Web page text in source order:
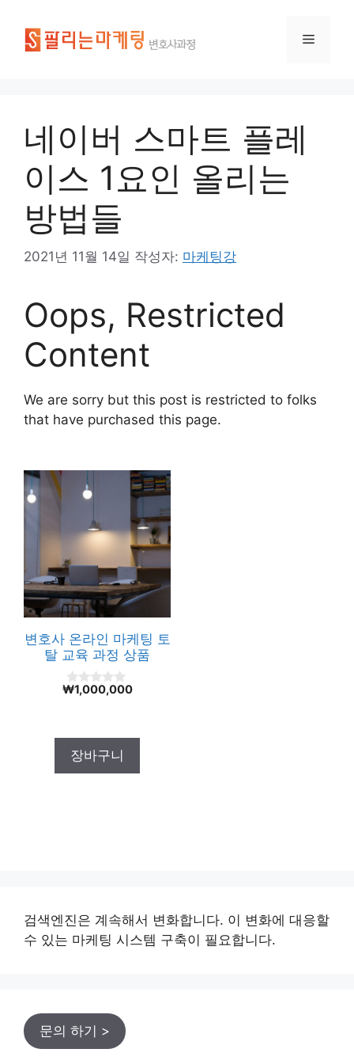
네이버 스마트 플레
이스 1요인 올리는
방법들
2021년 11월 14일 작성자: 마케팅강
Oops, Restricted
Content
We are sorry but this post is restricted to folks
that have purchased this page.
변호사 온라인 마케팅 토
탈 교육 과정 상품
0
o
5
₩1,000,000
장바구니
검색엔진은 계속해서 변화합니다. 이 변화에 대응할
수 있는 마케팅 시스템 구축이 필요합니다.
문의 하기 >